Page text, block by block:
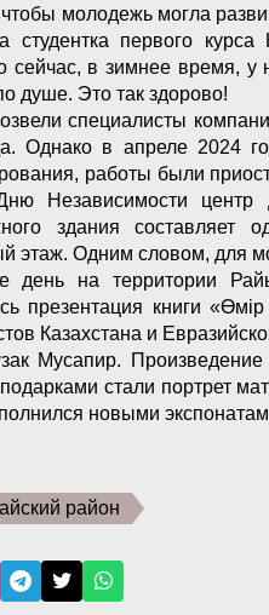
молодежь могла
студентка первого
сейчас, в зимнее время, у
душе. Это так здорово!
специалисты
Однако в апреле 2024
работы были
Независимости
здания составляет
этаж. Одним словом, для
день на территории
презентация книги
Казахстана и
Мусапир.
стали портрет
новыми
район